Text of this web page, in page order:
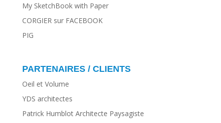
My SketchBook with Paper
CORGIER sur FACEBOOK
PIG
PARTENAIRES / CLIENTS
Oeil et Volume
YDS architectes
Patrick Humblot Architecte Paysagiste